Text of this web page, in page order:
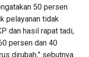
50 persen
pelayanan tidak
dan hasil rapat tadi,
persen dan 40
dirubah,” sebutnya.